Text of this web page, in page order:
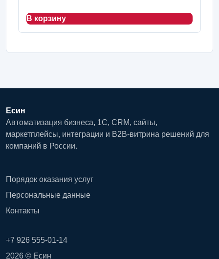
В корзину
Есин
Автоматизация бизнеса, 1С, CRM, сайты,
маркетплейсы, интеграции и B2B-витрина решений для
компаний в России.
Порядок оказания услуг
Персональные данные
Контакты
+7 926 555-01-14
2026 © Есин